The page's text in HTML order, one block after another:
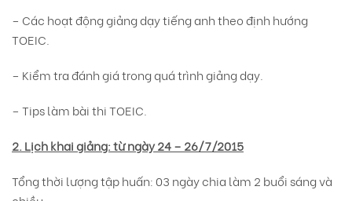
– Các hoạt động giảng dạy tiếng anh theo định hướng
TOEIC.
– Kiểm tra đánh giá trong quá trình giảng dạy.
– Tips làm bài thi TOEIC.
2. Lịch khai giảng: từ ngày 24 – 26/7/2015
Tổng thời lượng tập huấn: 03 ngày chia làm 2 buổi sáng và